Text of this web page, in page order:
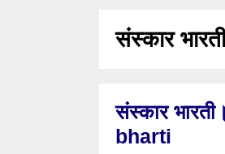
संस्कार भारती
संस्कार
bharti